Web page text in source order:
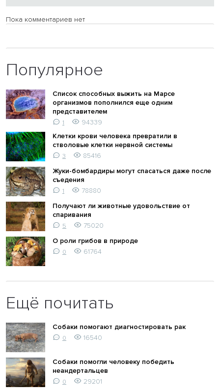
Пока комментариев нет
Популярное
Список способных выжить на Марсе
организмов пополнился еще одним
представителем
1
94339
Клетки крови человека превратили в
стволовые клетки нервной системы
3
85416
Жуки-бомбардиры могут спасаться даже после
съедения
1
78880
Получают ли животные удовольствие от
спаривания
5
75020
О роли грибов в природе
0 61764
Ещё почитать
Собаки помогают диагностировать рак
0 16540
Собаки помогли человеку победить
неандертальцев
0
29201